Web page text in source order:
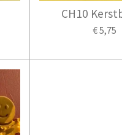
CH10
€ 5,75